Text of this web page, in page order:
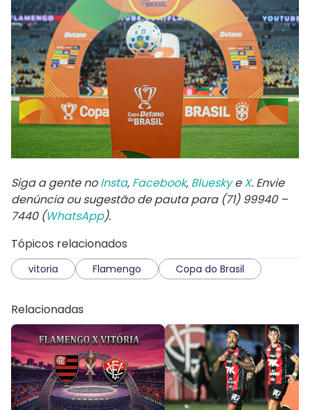
Siga a gente noInsta, Facebook, BlueskyeX. Envie
denúncia ou sugestão de pauta para (71) 99940 –
7440 (WhatsApp).
Tópicos relacionados
vitoria Flamengo Copa do Brasil
Relacionadas